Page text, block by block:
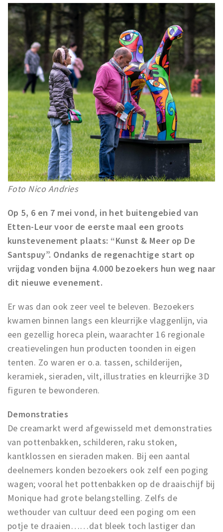
Winkelgebieden
Parkeren
Bezienswaardigheden
Musea, theaters & podia
Uitjes & activiteiten
Toeristische routes
Natuurgebieden
Baroniepoorten
Sport
Andere City Apps
Inloggen
Foto Nico Andries
Op 5, 6 en 7 mei vond, in het buitengebied van
Etten-Leur voor de eerste maal een groots
kunstevenement plaats: “Kunst & Meer op De
Santspuy”. Ondanks de regenachtige start op
vrijdag vonden bijna 4.000 bezoekers hun weg naar
dit nieuwe evenement.
Er was dan ook zeer veel te beleven. Bezoekers
kwamen binnen langs een kleurrijke vlaggenlijn, via
een gezellig horeca plein, waarachter 16 regionale
creatievelingen hun producten toonden in eigen
tenten. Zo waren er o.a. tassen, schilderijen,
keramiek, sieraden, vilt, illustraties en kleurrijke 3D
figuren te bewonderen.
Demonstraties
De creamarkt werd afgewisseld met demonstraties
van pottenbakken, schilderen, raku stoken,
kantklossen en sieraden maken. Bij een aantal
deelnemers konden bezoekers ook zelf een poging
wagen; vooral het pottenbakken op de draaischijf bij
Monique had grote belangstelling. Zelfs de
wethouder van cultuur deed een poging om een
potje te draaien……dat bleek toch lastiger dan